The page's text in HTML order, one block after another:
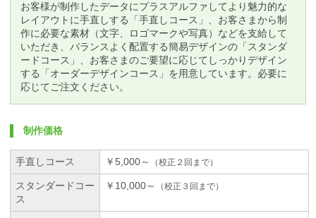
お客様が制作したデータにプラスアルファしてより魅力的な
レイアウトに手直しする「手直しコース」、お客さまから制
作に必要な素材（文字、ロゴマークや写真）などを支給して
いただき、バランスよく配置する簡易デザインの「スタンダ
ードコース」、お客さまのご要望に応じてしっかりデザイン
する「オーダーデザインコース」を用意しています。必要に
応じてご注文ください。
制作価格
手直しコース ￥5,000～ （校正２回まで）
スタンダードコー
ス
￥10,000～ （校正３回まで）